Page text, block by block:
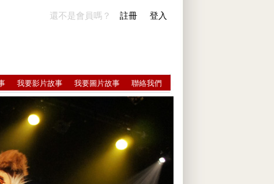
還不是會員嗎？ 註冊 登入
我要影片故事 我要圖片故事 聯絡我們